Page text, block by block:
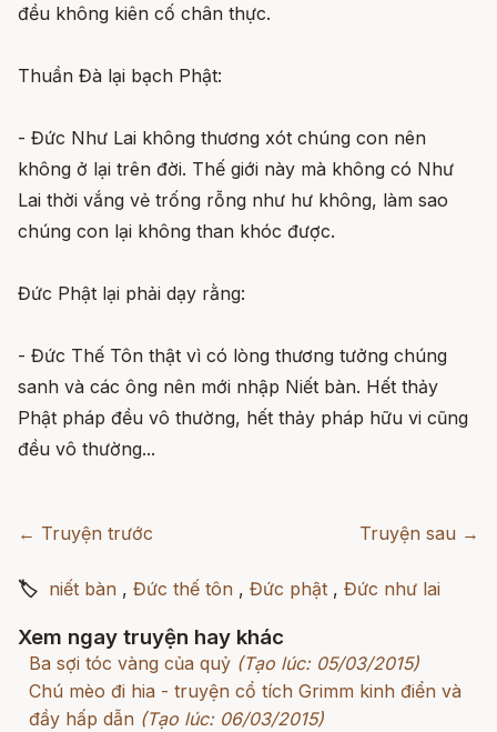
đều không kiên cố chân thực.
Thuần Đà lại bạch Phật:
- Đức Như Lai không thương xót chúng con nên
không ở lại trên đời. Thế giới này mà không có Như
Lai thời vắng vẻ trống rỗng như hư không, làm sao
chúng con lại không than khóc được.
Đức Phật lại phải dạy rằng:
- Đức Thế Tôn thật vì có lòng thương tưởng chúng
sanh và các ông nên mới nhập Niết bàn. Hết thảy
Phật pháp đều vô thường, hết thảy pháp hữu vi cũng
đều vô thường...
← Truyện trước Truyện sau →
🏷 niết bàn , Đức thế tôn , Đức phật , Đức như lai
Xem ngay truyện hay khác
Ba sợi tóc vàng của quỷ (Tạo lúc: 05/03/2015)
Chú mèo đi hia - truyện cổ tích Grimm kinh điển và
đầy hấp dẫn (Tạo lúc: 06/03/2015)